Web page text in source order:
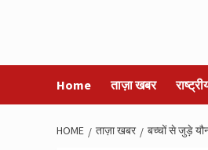
Home ताज़ा खबर
HOME ताज़ा खबर बच्‍चों से जुड़े